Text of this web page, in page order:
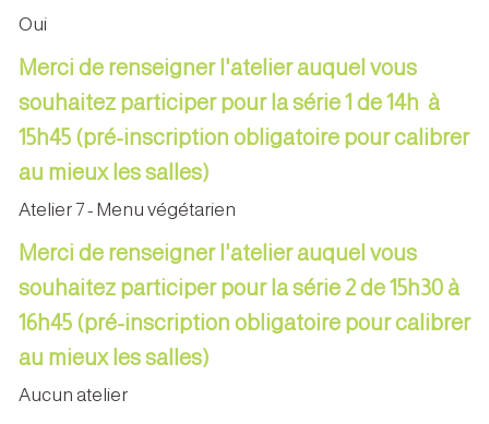
Oui
Merci de renseigner l'atelier auquel vous
souhaitez participer pour la série 1 de 14h à
15h45 (pré-inscription obligatoire pour calibrer
au mieux les salles)
Atelier 7 - Menu végétarien
Merci de renseigner l'atelier auquel vous
souhaitez participer pour la série 2 de 15h30 à
16h45 (pré-inscription obligatoire pour calibrer
au mieux les salles)
Aucun atelier